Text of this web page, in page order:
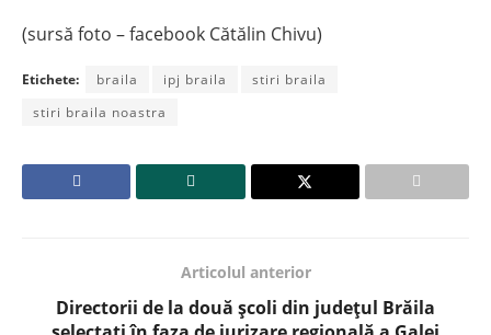
(sursă foto – facebook Cătălin Chivu)
Etichete: braila ipj braila
stiri braila
stiri braila noastra
Articolul anterior
Directorii de la două școli din județul Brăila